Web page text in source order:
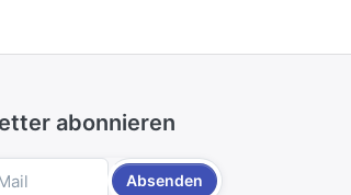
abonnieren
Absenden